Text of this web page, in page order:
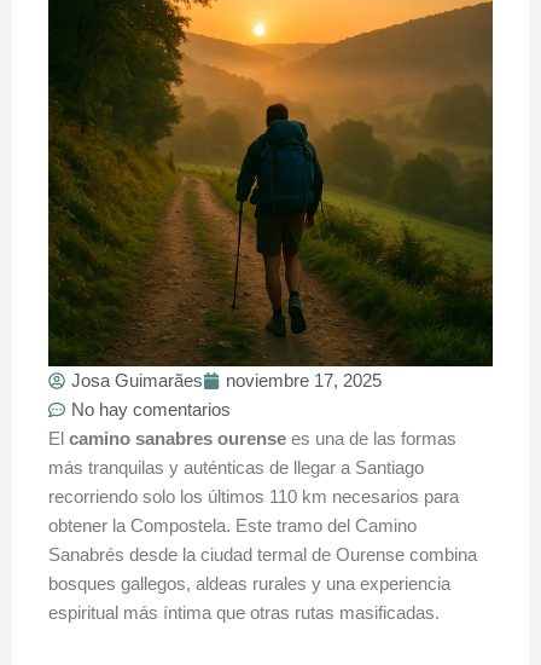
Josa Guimarães
noviembre 17, 2025
No hay comentarios
El camino sanabres ourense es una de las formas
más tranquilas y auténticas de llegar a Santiago
recorriendo solo los últimos 110 km necesarios para
obtener la Compostela. Este tramo del Camino
Sanabrés desde la ciudad termal de Ourense combina
bosques gallegos, aldeas rurales y una experiencia
espiritual más íntima que otras rutas masificadas.